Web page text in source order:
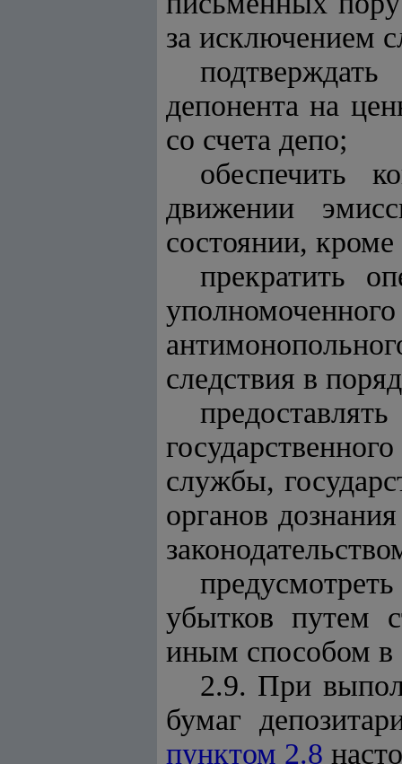
за исключением
депонента на
со счета депо;
обеспечить
движении
состоянии,
прекратить
следствия в
службы,
органов
убытков путем
иным способом в
2.9. При
бумаг
пунктом 2.8